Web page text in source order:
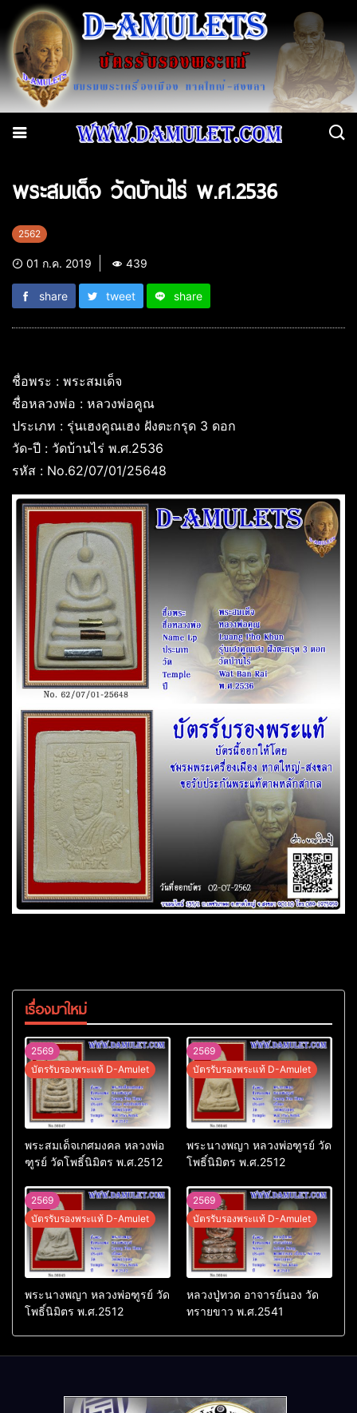
พระสมเด็จ วัดบ้านไร่ พ.ศ.2536
2562
01 ก.ค. 2019 439
share tweet share
ชื่อพระ : พระสมเด็จ
ชื่อหลวงพ่อ : หลวงพ่อคูณ
ประเภท : รุ่นเฮงคูณเฮง ฝังตะกรุด 3 ดอก
วัด-ปี : วัดบ้านไร่ พ.ศ.2536
รหัส : No.62/07/01/25648
เรื่องมาใหม่
2569
บัตรรับรองพระแท้ D-Amulet
พระสมเด็จเกศมงคล หลวงพ่อ
ฑูรย์ วัดโพธิ์นิมิตร พ.ศ.2512
2569
บัตรรับรองพระแท้ D-Amulet
พระนางพญา หลวงพ่อฑูรย์ วัด
โพธิ์นิมิตร พ.ศ.2512
2569
บัตรรับรองพระแท้ D-Amulet
พระนางพญา หลวงพ่อฑูรย์ วัด
โพธิ์นิมิตร พ.ศ.2512
2569
บัตรรับรองพระแท้ D-Amulet
หลวงปู่ทวด อาจารย์นอง วัด
ทรายขาว พ.ศ.2541